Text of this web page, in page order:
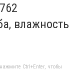
влажность
Ctrl+Enter, чтобы